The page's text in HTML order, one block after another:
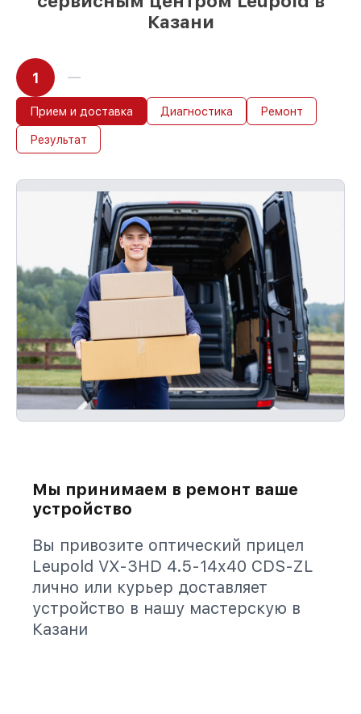
Казани
1
Прием и доставка Диагностика Ремонт
Результат
Мы принимаем в ремонт ваше
устройство
Вы привозите оптический прицел
Leupold VX-3HD 4.5-14x40 CDS-ZL
лично или курьер доставляет
устройство в нашу мастерскую в
Казани